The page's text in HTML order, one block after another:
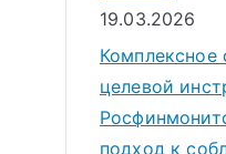
19.03.2026
целевой
подход к